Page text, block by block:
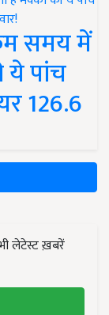
समय में
ये पांच
126.6
लेटेस्ट ख़बरें